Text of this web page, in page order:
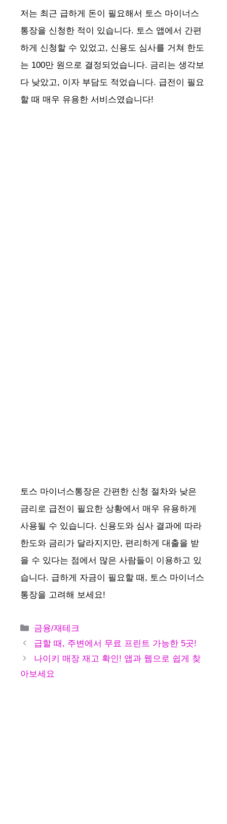
저는 최근 급하게 돈이 필요해서 토스 마이너스
통장을 신청한 적이 있습니다. 토스 앱에서 간편
하게 신청할 수 있었고, 신용도 심사를 거쳐 한도
는 100만 원으로 결정되었습니다. 금리는 생각보
다 낮았고, 이자 부담도 적었습니다. 급전이 필요
할 때 매우 유용한 서비스였습니다!
토스 마이너스통장은 간편한 신청 절차와 낮은
금리로 급전이 필요한 상황에서 매우 유용하게
사용될 수 있습니다. 신용도와 심사 결과에 따라
한도와 금리가 달라지지만, 편리하게 대출을 받
을 수 있다는 점에서 많은 사람들이 이용하고 있
습니다. 급하게 자금이 필요할 때, 토스 마이너스
통장을 고려해 보세요!
카
테
리
금융/재테크
급할 때, 주변에서 무료 프린트 가능한 5곳!
나이키 매장 재고 확인! 앱과 웹으로 쉽게 찾
아보세요